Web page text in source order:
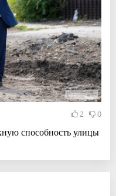
2 0
способность улицы